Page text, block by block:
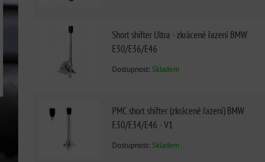
Short shifter Ultra - zkrácené řazení BMW
E30/E36/E46
Dostupnost: Skladem
PMC short shifter (zkrácené řazení) BMW
E30/E34/E46 - V1
Dostupnost: Skladem